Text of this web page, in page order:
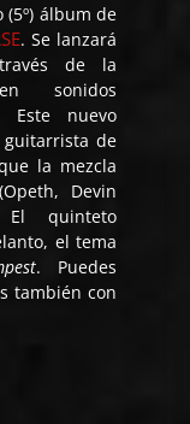
álbum de
. Se lanzará
de la
sonidos
Este nuevo
de
la mezcla
Devin
El quinteto
el tema
. Puedes
también con